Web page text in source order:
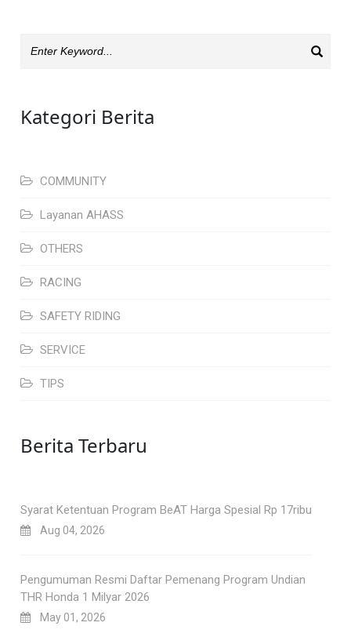
Kategori Berita
COMMUNITY
Layanan AHASS
OTHERS
RACING
SAFETY RIDING
SERVICE
TIPS
Berita Terbaru
Syarat Ketentuan Program BeAT Harga Spesial Rp 17ribu
Aug 04, 2026
Pengumuman Resmi Daftar Pemenang Program Undian
THR Honda 1 Milyar 2026
May 01, 2026